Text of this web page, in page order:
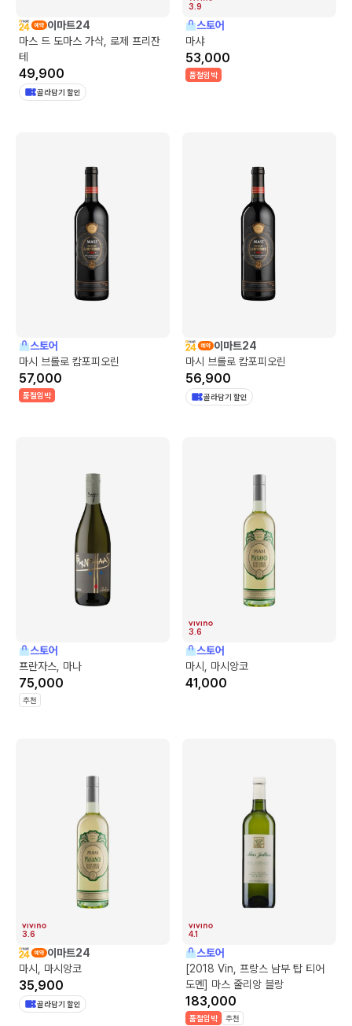
이마트24
마스 드 도마스 가삭, 로제 프리잔
테
49,900
골라담기 할인
3.9
스토어
마샤
53,000
품절임박
스토어
마시 브롤로 캄포피오린
57,000
품절임박
이마트24
마시 브롤로 캄포피오린
56,900
골라담기 할인
스토어
프란자스, 마나
75,000
추천
3.6
스토어
마시, 마시앙코
41,000
3.6
이마트24
마시, 마시앙코
35,900
골라담기 할인
4.1
스토어
[2018 Vin, 프랑스 남부 탑 티어
도멘] 마스 줄리앙 블랑
183,000
품절임박 추천